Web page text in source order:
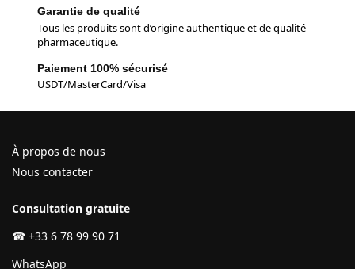
Garantie de qualité
Tous les produits sont d’origine authentique et de qualité
pharmaceutique.
Paiement 100% sécurisé
USDT/MasterCard/Visa
À propos de nous
Nous contacter
Consultation gratuite
☎ +33 6 78 99 90 71
WhatsApp